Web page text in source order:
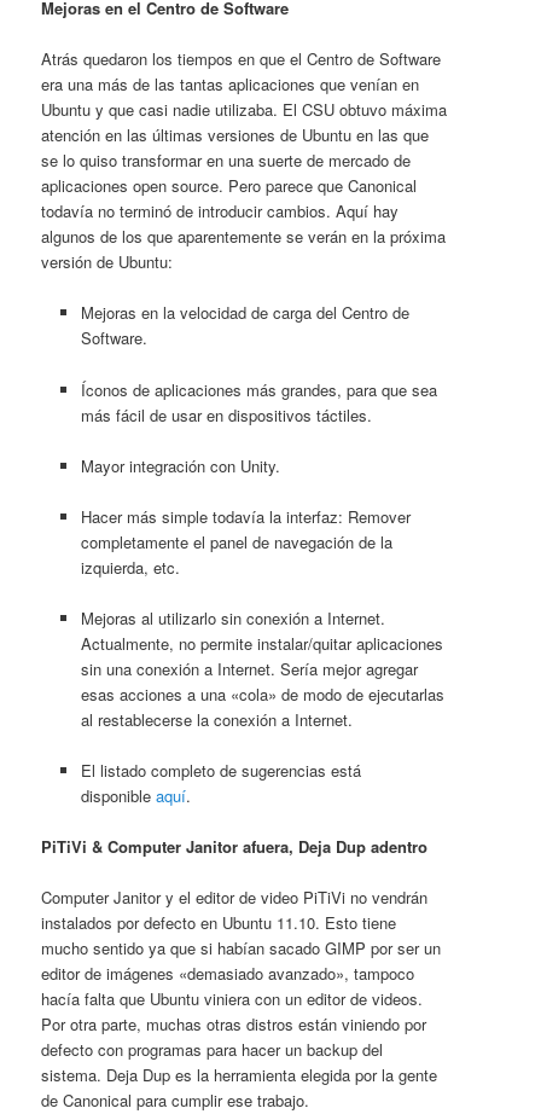
Mejoras en el Centro de Software
Atrás quedaron los tiempos en que el Centro de Software
era una más de las tantas aplicaciones que venían en
Ubuntu y que casi nadie utilizaba. El CSU obtuvo máxima
atención en las últimas versiones de Ubuntu en las que
se lo quiso transformar en una suerte de mercado de
aplicaciones open source. Pero parece que Canonical
todavía no terminó de introducir cambios. Aquí hay
algunos de los que aparentemente se verán en la próxima
versión de Ubuntu:
Mejoras en la velocidad de carga del Centro de
Software.
Íconos de aplicaciones más grandes, para que sea
más fácil de usar en dispositivos táctiles.
Mayor integración con Unity.
Hacer más simple todavía la interfaz: Remover
completamente el panel de navegación de la
izquierda, etc.
Mejoras al utilizarlo sin conexión a Internet.
Actualmente, no permite instalar/quitar aplicaciones
sin una conexión a Internet. Sería mejor agregar
esas acciones a una «cola» de modo de ejecutarlas
al restablecerse la conexión a Internet.
El listado completo de sugerencias está
disponible aquí.
PiTiVi & Computer Janitor afuera, Deja Dup adentro
Computer Janitor y el editor de video PiTiVi no vendrán
instalados por defecto en Ubuntu 11.10. Esto tiene
mucho sentido ya que si habían sacado GIMP por ser un
editor de imágenes «demasiado avanzado», tampoco
hacía falta que Ubuntu viniera con un editor de videos.
Por otra parte, muchas otras distros están viniendo por
defecto con programas para hacer un backup del
sistema. Deja Dup es la herramienta elegida por la gente
de Canonical para cumplir ese trabajo.